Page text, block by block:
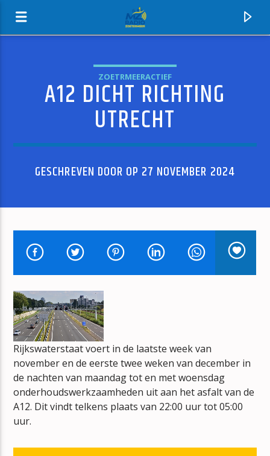
MZ-RADIO
HUIDIG NUMMER
GOTTA HAVE MORE LOVE
CLIMAX BLUES BAND
mz-radio
ZOETRMEERACTIEF
A12 DICHT RICHTING
UTRECHT
GESCHREVEN DOOR OP 27 NOVEMBER 2024
Rijkswaterstaat voert in de laatste week van
november en de eerste twee weken van december in
de nachten van maandag tot en met woensdag
onderhoudswerkzaamheden uit aan het asfalt van de
A12. Dit vindt telkens plaats van 22:00 uur tot 05:00
uur.